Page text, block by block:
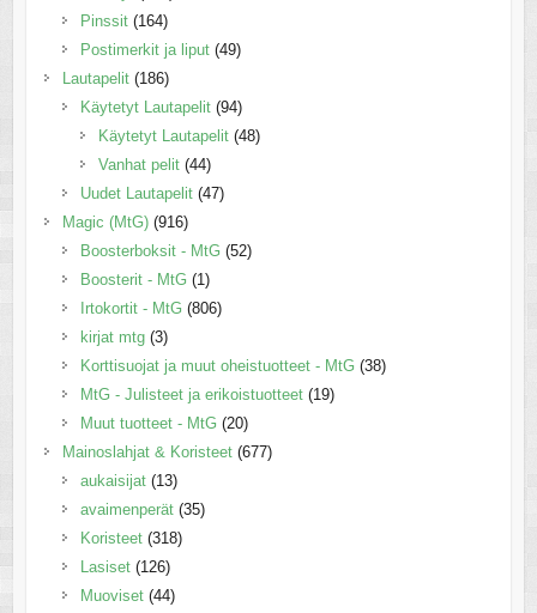
Pinssit (164)
Postimerkit ja liput (49)
Lautapelit (186)
Käytetyt Lautapelit (94)
Käytetyt Lautapelit (48)
Vanhat pelit (44)
Uudet Lautapelit (47)
Magic (MtG) (916)
Boosterboksit - MtG (52)
Boosterit - MtG (1)
Irtokortit - MtG (806)
kirjat mtg (3)
Korttisuojat ja muut oheistuotteet - MtG (38)
MtG - Julisteet ja erikoistuotteet (19)
Muut tuotteet - MtG (20)
Mainoslahjat & Koristeet (677)
aukaisijat (13)
avaimenperät (35)
Koristeet (318)
Lasiset (126)
Muoviset (44)